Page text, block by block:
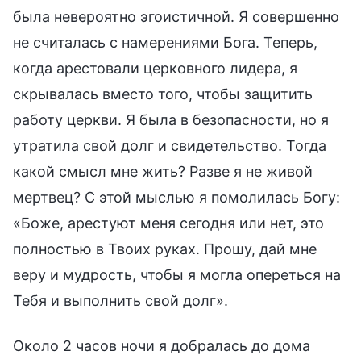
была невероятно эгоистичной. Я совершенно
не считалась с намерениями Бога. Теперь,
когда арестовали церковного лидера, я
скрывалась вместо того, чтобы защитить
работу церкви. Я была в безопасности, но я
утратила свой долг и свидетельство. Тогда
какой смысл мне жить? Разве я не живой
мертвец? С этой мыслью я помолилась Богу:
«Боже, арестуют меня сегодня или нет, это
полностью в Твоих руках. Прошу, дай мне
веру и мудрость, чтобы я могла опереться на
Тебя и выполнить свой долг».
Около 2 часов ночи я добралась до дома